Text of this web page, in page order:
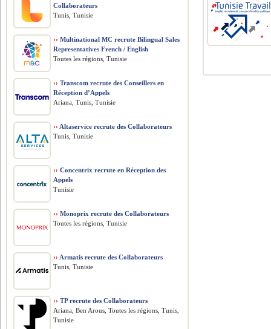
Collaborateurs
Tunis, Tunisie
›› Multinational MC recrute Bilingual Sales
Representatives French / English
Toutes les régions, Tunisie
›› Transcom recrute des Conseillers en
Réception d’Appels
Ariana, Tunis, Tunisie
›› Altaservice recrute des Collaborateurs
Tunis, Tunisie
›› Concentrix recrute en Réception des
Appels
Tunisie
›› Monoprix recrute des Collaborateurs
Toutes les régions, Tunisie
›› Armatis recrute des Collaborateurs
Tunis, Tunisie
›› TP recrute des Collaborateurs
Ariana, Ben Arous, Toutes les régions, Tunis,
Tunisie